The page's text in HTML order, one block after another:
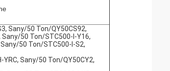
Sany/50 Ton/QY50CS92,
50 Ton/STC500-I-Y16,
50 Ton/STC500-I-S2,
Sany/50 Ton/QY50CY2,